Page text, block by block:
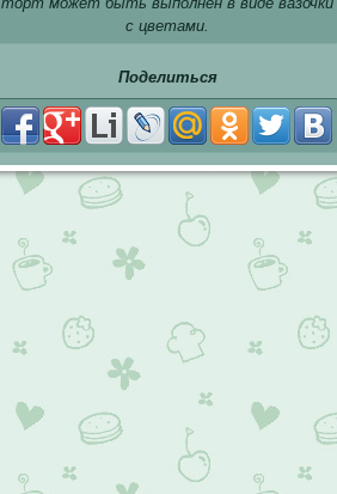
с цветами.
Поделиться